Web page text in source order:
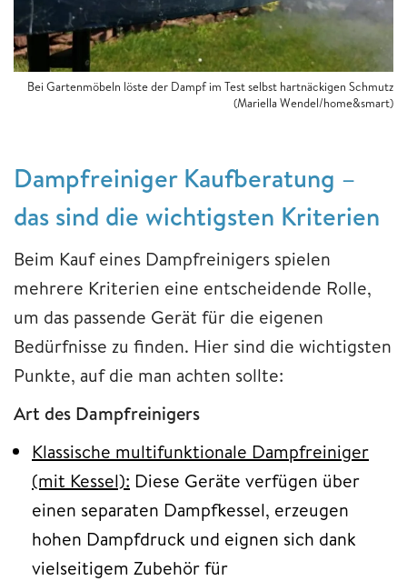
Bei Gartenmöbeln löste der Dampf im Test selbst hartnäckigen Schmutz
(Mariella Wendel/home&smart)
Dampfreiniger Kaufberatung –
das sind die wichtigsten Kriterien
Beim Kauf eines Dampfreinigers spielen
mehrere Kriterien eine entscheidende Rolle,
um das passende Gerät für die eigenen
Bedürfnisse zu finden. Hier sind die wichtigsten
Punkte, auf die man achten sollte:
Art des Dampfreinigers
Klassische multifunktionale Dampfreiniger
(mit Kessel): Diese Geräte verfügen über
einen separaten Dampfkessel, erzeugen
hohen Dampfdruck und eignen sich dank
vielseitigem Zubehör für